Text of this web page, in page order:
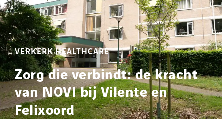
VERKERK HEALTHCARE
Zorg die verbindt: de kracht
van NOVI bij Vilente en
Felixoord